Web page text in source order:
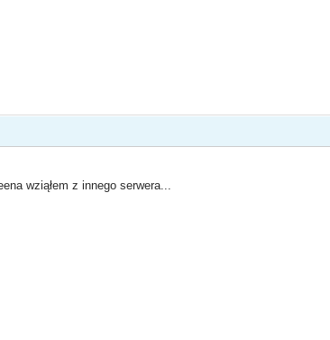
wziąłem z innego serwera...